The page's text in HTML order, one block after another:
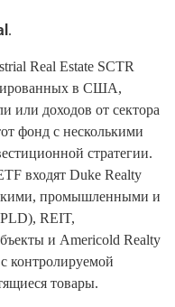
.
Real Estate SCTR
в США,
или доходов от сектора
фонд с несколькими
стратегии.
входят Duke Realty
промышленными и
REIT,
и Americold Realty
контролируемой
товары.